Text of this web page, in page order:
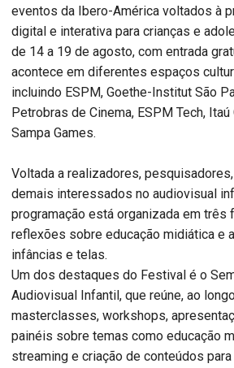
eventos da Ibero-América voltados à
digital e interativa para crianças e
de 14 a 19 de agosto, com entrada
acontece em diferentes espaços
incluindo ESPM, Goethe-Institut São
Petrobras de Cinema, ESPM Tech, Itaú
Sampa Games.
Voltada a realizadores,
demais interessados no audiovisual
programação está organizada em três
reflexões sobre educação midiática e
infâncias e telas.
Um dos destaques do Festival é o
Audiovisual Infantil, que reúne, ao
masterclasses, workshops,
painéis sobre temas como educação
streaming e criação de conteúdos